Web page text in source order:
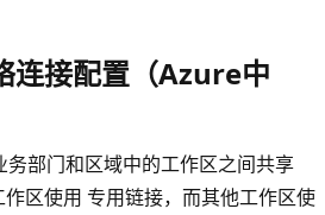
连接配置（Azure中
部门和区域中的工作区之间共享
区使用 专用链接，而其他工作区使